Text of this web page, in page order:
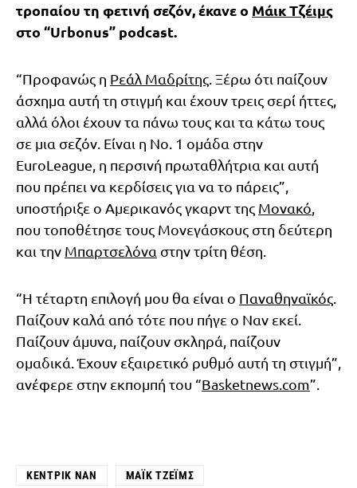
τροπαίου τη φετινή σεζόν, έκανε ο Μάικ Τζέιμς
στο “Urbonus” podcast.
“Προφανώς η Ρεάλ Μαδρίτης. Ξέρω ότι παίζουν
άσχημα αυτή τη στιγμή και έχουν τρεις σερί ήττες,
αλλά όλοι έχουν τα πάνω τους και τα κάτω τους
σε μια σεζόν. Είναι η Νο. 1 ομάδα στην
EuroLeague, η περσινή πρωταθλήτρια και αυτή
που πρέπει να κερδίσεις για να το πάρεις”,
υποστήριξε ο Αμερικανός γκαρντ της Μονακό,
που τοποθέτησε τους Μονεγάσκους στη δεύτερη
και την Μπαρτσελόνα στην τρίτη θέση.
“Η τέταρτη επιλογή μου θα είναι ο Παναθηναϊκός.
Παίζουν καλά από τότε που πήγε ο Ναν εκεί.
Παίζουν άμυνα, παίζουν σκληρά, παίζουν
ομαδικά. Έχουν εξαιρετικό ρυθμό αυτή τη στιγμή”,
ανέφερε στην εκπομπή του “Basketnews.com”.
ΚΈΝΤΡΙΚ ΝΑΝ ΜΆΙΚ ΤΖΈΙΜΣ